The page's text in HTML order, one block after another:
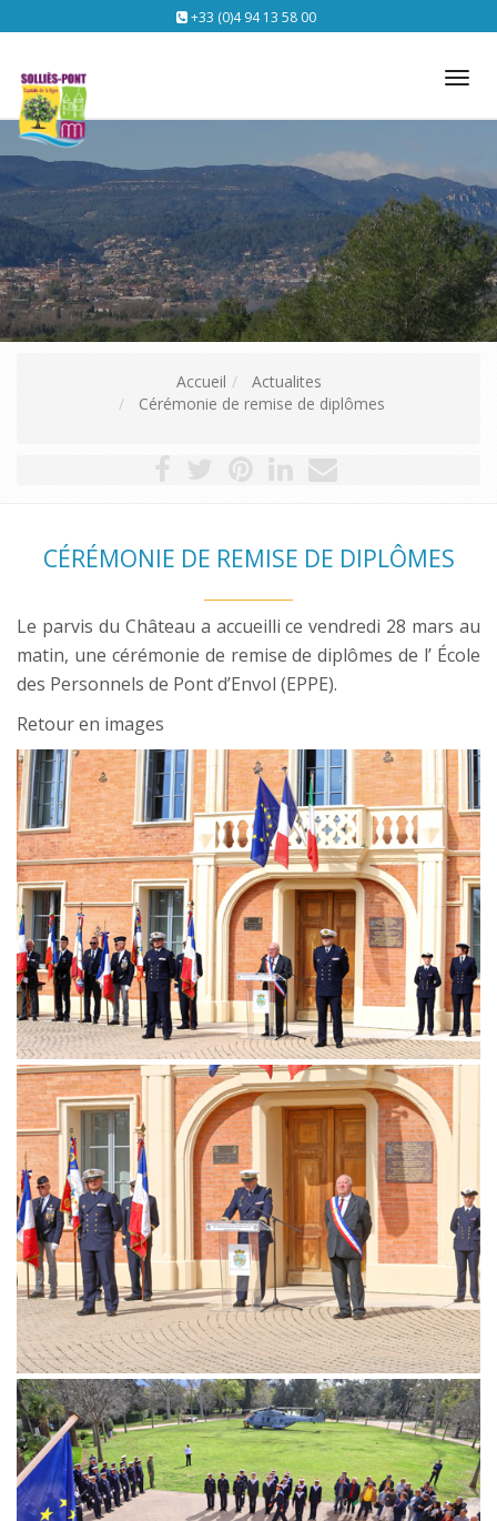
+33 (0)4 94 13 58 00
Accueil
Actualites
Cérémonie de remise de diplômes
CÉRÉMONIE DE REMISE DE DIPLÔMES
Le parvis du Château a accueilli ce vendredi 28 mars au
matin, une cérémonie de remise de diplômes de l’ École
des Personnels de Pont d’Envol (EPPE).
Retour en images